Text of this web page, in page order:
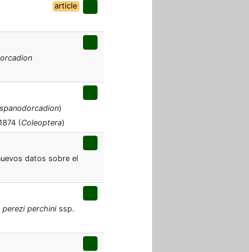
article
)
(Coleoptera)
datos sobre el
perezi perchini ssp.